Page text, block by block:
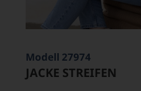
Modell 27974
JACKE STREIFEN